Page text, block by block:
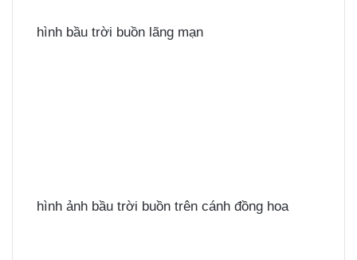
hình bầu trời buồn lãng mạn
hình ảnh bầu trời buồn trên cánh đồng hoa